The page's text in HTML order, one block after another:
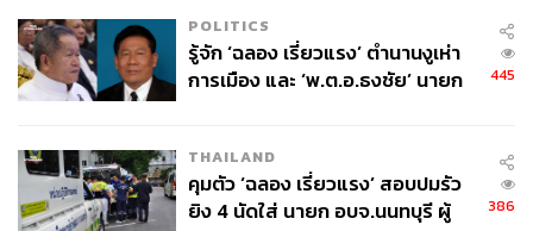
หน้าที่ในสหพันธ์ฟุตบอลบราซิลเพื่อกลับมาช่วยงานใหญ่ใน
การวางรากฐานของอาร์เซนอลให้กลับมาเป็นสโมสรฟุตบอล
ที่ดีอีกครั้ง หลังจากที่มองเห็นแล้วว่าพวกเขาถูกแมนฯ ซิตี
และลิเวอร์พูล สองสโมสรที่แย่งความยิ่งใหญ่ในเวลานั้นทิ้ง
ถึงจะเป็นงานที่ยากมหันต์ แต่เอดูก็ตอบรับงานนี้ และเริ่มต้น
เปลี่ยนแปลงอาร์เซนอลจากโครงสร้างภายใน
POLITICS
รู้จัก ‘ฉลอง เรี่ยวแรง’ ตำนานงูเห่า
การเมือง และ ‘พ.ต.อ.ธงชัย’ นายก
445
THAILAND
คุมตัว ‘ฉลอง เรี่ยวแรง’ สอบปมรัว
ยิง 4 นัดใส่ นายก อบจ.นนทบุรี ผู้
386